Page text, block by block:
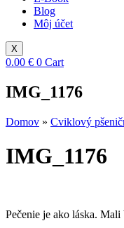
Blog
Môj účet
X
0.00 € 0 Cart
IMG_1176
Domov » Cviklový
IMG_1176
Pečenie je ako láska.